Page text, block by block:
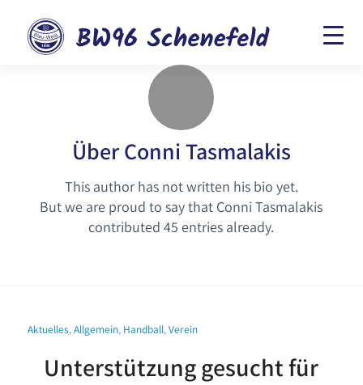
ÜberConni Tasmalakis
This author has not written his bio yet.
But we are proud to say that Conni Tasmalakis
contributed 45 entries already.
Aktuelles, Allgemein, Handball, Verein
Unterstützung gesucht für